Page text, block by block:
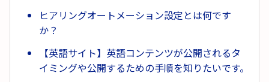
ヒアリングオートメーション設定とは何です
か？
【英語サイト】英語コンテンツが公開されるタ
イミングや公開するための手順を知りたいです。